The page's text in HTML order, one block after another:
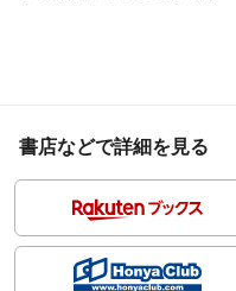
書店などで詳細を見る